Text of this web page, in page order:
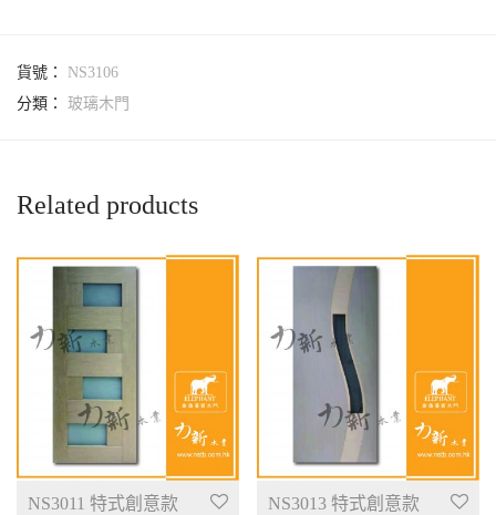
貨號： NS3106
分類： 玻璃木門
Related products
NS3011 特式創意款
NS3013 特式創意款